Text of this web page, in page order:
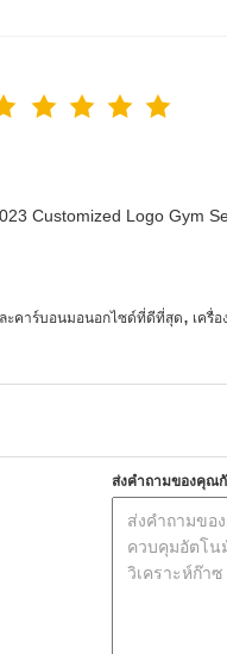
Customized Logo Gym
ะคาร์บอนมอนอกไซด์ที่ดีที่สุด, เครื่
ส่งคำถามของคุณกั